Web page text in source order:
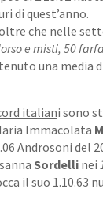
di quest’anno.
che nelle
e misti, 50
una media
italiani sono
Immacolata
Androsoni del
Sordellinei
il suo 1.10.63